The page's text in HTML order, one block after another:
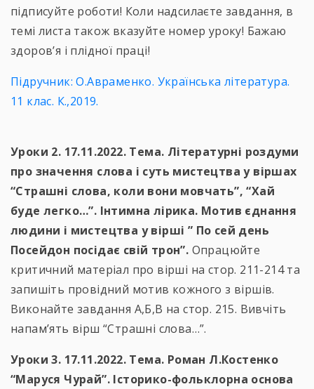
підписуйте роботи! Коли надсилаєте завдання, в
темі листа також вказуйте номер уроку! Бажаю
здоров’я і плідної праці!
Підручник: О.Авраменко. Українська література.
11 клас. К.,2019.
Уроки 2. 17.11.2022. Тема. Літературні роздуми
про значення слова і суть мистецтва у віршах
“Страшні слова, коли вони мовчать”, “Хай
буде легко…”. Інтимна лірика. Мотив єднання
людини і мистецтва у вірші ” По сей день
Посейдон посідає свій трон”. Опрацюйте
критичний матеріал про вірші на стор. 211-214 та
запишіть провідний мотив кожного з віршів.
Виконайте завдання А,Б,В на стор. 215. Вивчіть
напам’ять вірш “Страшні слова…”.
Уроки 3. 17.11.2022. Тема. Роман Л.Костенко
“Маруся Чурай”. Історико-фольклорна основа